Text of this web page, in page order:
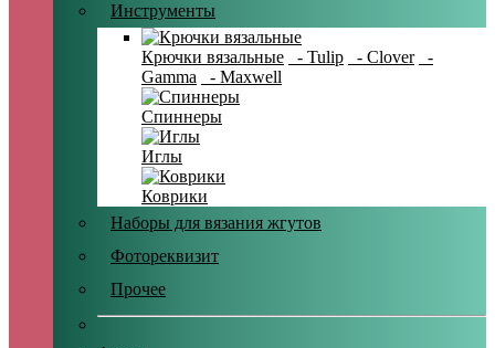
Инструменты
Крючки вязальные - Tulip - Clover
-
Gamma
- Maxwell
Спиннеры
Иглы
Коврики
Наборы для вязания жгутов
Фотореквизит
Прочее